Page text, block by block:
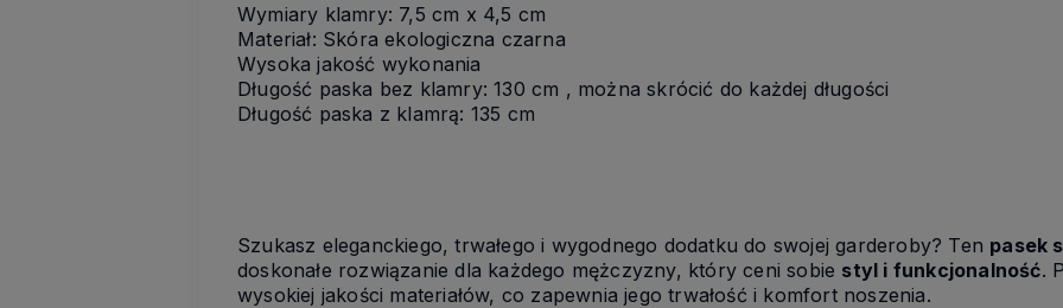
Wymiary klamry: 7,5 cm x 4,5 cm
Materiał: Skóra ekologiczna czarna
Wysoka jakość wykonania
Długość paska bez klamry: 130 cm , można skrócić do każdej długości
Długość paska z klamrą: 135 cm
Szukasz eleganckiego, trwałego i wygodnego dodatku do swojej garderoby? Ten pasek
doskonałe rozwiązanie dla każdego mężczyzny, który ceni sobie styl i funkcjonalność.
wysokiej jakości materiałów, co zapewnia jego trwałość i komfort noszenia.